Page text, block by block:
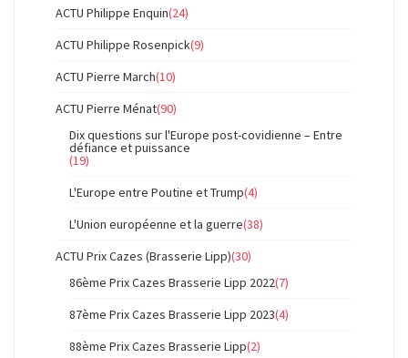
ACTU Philippe Enquin(24)
ACTU Philippe Rosenpick(9)
ACTU Pierre March(10)
ACTU Pierre Ménat(90)
Dix questions sur l'Europe post-covidienne – Entre
défiance et puissance
(19)
L'Europe entre Poutine et Trump(4)
L'Union européenne et la guerre(38)
ACTU Prix Cazes (Brasserie Lipp)(30)
86ème Prix Cazes Brasserie Lipp 2022(7)
87ème Prix Cazes Brasserie Lipp 2023(4)
88ème Prix Cazes Brasserie Lipp(2)